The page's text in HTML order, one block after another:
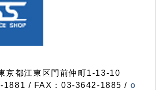
都江東区門前仲町1-13-10
1881 / FAX：03-3642-1885 / o